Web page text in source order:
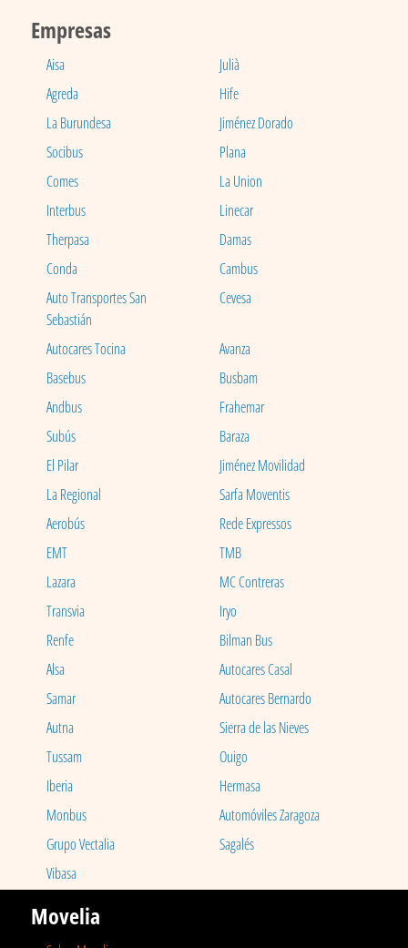
Empresas
Aisa
Julià
Agreda
Hife
La Burundesa
Jiménez Dorado
Socibus
Plana
Comes
La Union
Interbus
Linecar
Therpasa
Damas
Conda
Cambus
Auto Transportes San
Sebastián
Cevesa
Autocares Tocina
Avanza
Basebus
Busbam
Andbus
Frahemar
Subús
Baraza
El Pilar
Jiménez Movilidad
La Regional
Sarfa Moventis
Aerobús
Rede Expressos
EMT
TMB
Lazara
MC Contreras
Transvia
Iryo
Renfe
Bilman Bus
Alsa
Autocares Casal
Samar
Autocares Bernardo
Autna
Sierra de las Nieves
Tussam
Ouigo
Iberia
Hermasa
Monbus
Automóviles Zaragoza
Grupo Vectalia
Sagalés
Vibasa
Movelia